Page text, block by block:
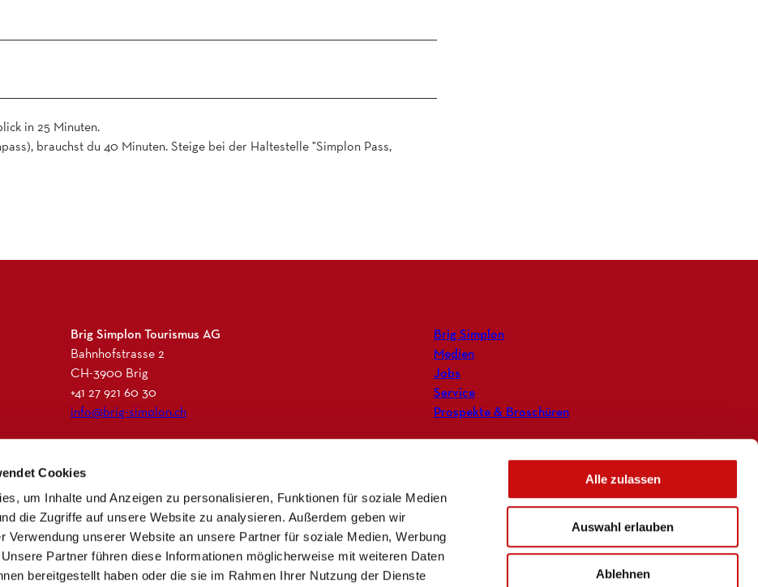
Cookies
um Inhalte und Anzeigen zu personalisieren, Funktionen für soziale Medien
die Zugriffe auf unsere Website zu analysieren. Außerdem geben wir
Verwendung unserer Website an unsere Partner für soziale Medien, Werbung
Partner führen diese Informationen möglicherweise mit weiteren Daten
bereitgestellt haben oder die sie im Rahmen Ihrer Nutzung der Dienste
Alle zulassen
Auswahl erlauben
Ablehnen
in 25 Minuten.
brauchst du 40 Minuten. Steige bei der Haltestelle "Simplon Pass,
Brig Simplon Tourismus AG
Bahnhofstrasse 2
CH-3900 Brig
+41 27 921 60 30
info@brig-simplon.ch
n
s
t
a
g
r
c
e
b
o
o
n
k
e
d
i
w
s
l
e
t
Brig Simplon
Medien
Jobs
Service
Prospekte & Broschüren